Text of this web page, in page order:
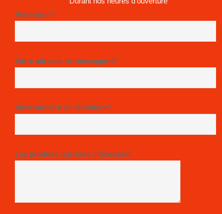
Votre nom*
Votre adresse de messagerie*
Votre numéro de téléphone*
Les produits qui vous intéressent